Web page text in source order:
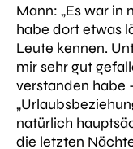
Mann: „Es war in
habe dort etwas
Leute kennen.
mir sehr gut
verstanden habe
natürlich
die letzten